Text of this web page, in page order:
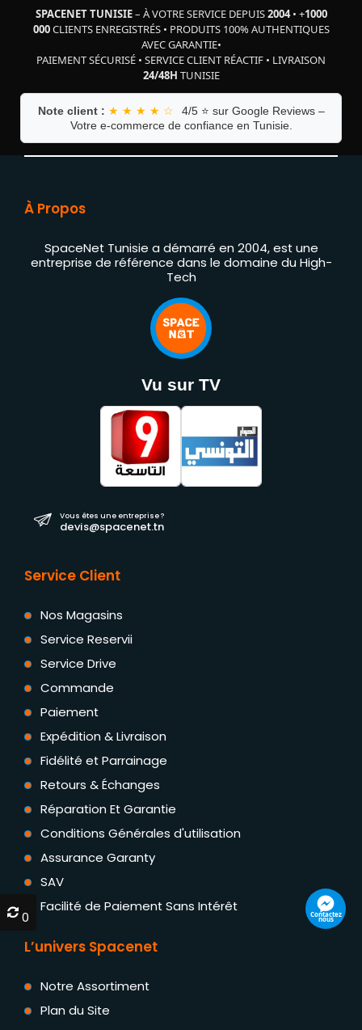
SPACENET TUNISIE– À VOTRE SERVICE DEPUIS2004• +1000
000CLIENTS ENREGISTRÉS• PRODUITS 100% AUTHENTIQUES
AVEC GARANTIE•
PAIEMENT SÉCURISÉ • SERVICE CLIENT RÉACTIF • LIVRAISON
24/48H TUNISIE
Note client : ★ ★ ★ ★ ☆
4/5 ⭐ sur Google Reviews –
Votre e-commerce de confiance en Tunisie.
À Propos
SpaceNet Tunisie a démarré en 2004, est une
entreprise de référence dans le domaine du High-
Tech
Vu sur TV
Vous êtes une entreprise ?
devis@spacenet.tn
Service Client
Nos Magasins
Service Reservii
Service Drive
Commande
Paiement
Expédition & Livraison
Fidélité et Parrainage
Retours & Échanges
Réparation Et Garantie
Conditions Générales d'utilisation
Assurance Garanty
SAV
Facilité de Paiement Sans Intérêt
L’univers Spacenet
Notre Assortiment
Plan du Site
0
0